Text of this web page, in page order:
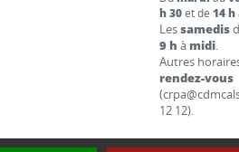
h 30et de14 h
Lessamedis
9 h à midi.
Autres
rendez-vous
12 12).